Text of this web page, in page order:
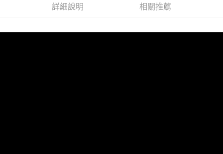
２．關於個人資料處理事宜，請瀏覽以下網址：
詳細說明 相關推薦